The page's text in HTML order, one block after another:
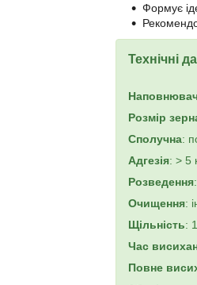
Формує
Технічні
Розмір
Сполучна:
Адгезія: > 5
Розведення
Очищення:
Щільність:
Час
Повне